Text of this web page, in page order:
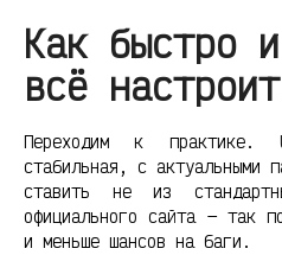
Как быстро
всё
Переходим к
стабильная, с актуальными
ставить не из
официального сайта — так
и меньше шансов на баги.